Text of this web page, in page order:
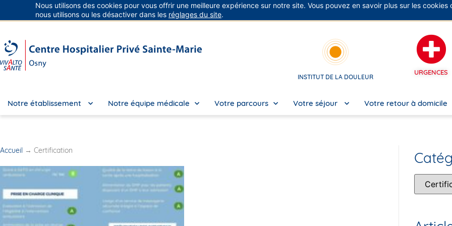
Groupe Vivalto Santé Entre nous, la vie
INSTITUT DE LA DOULEUR
URGENCES
Notre établissement Notre équipe médicale Votre parcours Votre séjour Votre retour à domicile
Accueil → Certification
Nous utilisons des cookies pour vous offrir une meilleure expérience sur notre site. Vous pouvez en savoir plus sur les cookies
nous utilisons ou les désactiver dans les réglages du site.